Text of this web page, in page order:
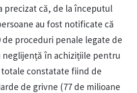
precizat că, de la începutul
au fost notificate că
proceduri penale legate de
neglijență în achizițiile pentru
constatate fiind de
de grivne (77 de milioane